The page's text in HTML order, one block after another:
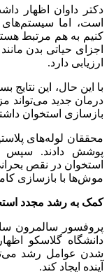
دکتر داوان اظهار
است، اما سیستم‌های
کنیم به هم مرتبط
اجزای حیاتی بدن
ارزیابی دارد.
با این حال، این نتایج
درمان جدید می‌تواند
بازسازی استخوان
پوشش دادند. سپس
استخوان در نقص
موش‌ها با بازسازی
کمک به رشد مجدد
پروفسور سالمرون
دانشگاه گلاسکو
شدن عوامل رشد
آینده ایجاد کند.